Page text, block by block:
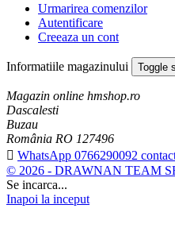
Urmarirea comenzilor
Autentificare
Creeaza un cont
Informatiile magazinului Toggle
Magazin online hmshop.ro
Dascalesti
Buzau
România RO 127496
 WhatsApp 0766290092
© 2026 - DRAWNAN TEAM
Se incarca...
Inapoi la inceput